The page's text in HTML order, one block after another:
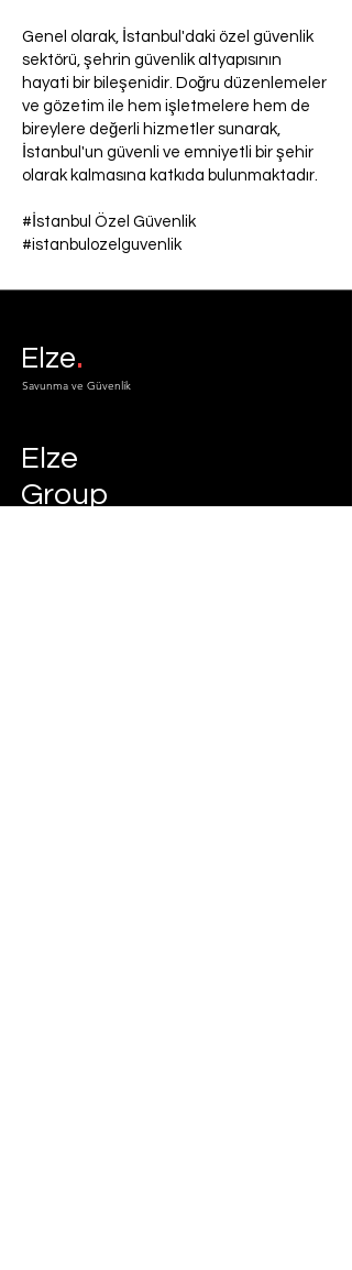
Genel olarak, İstanbul'daki özel güvenlik
sektörü, şehrin güvenlik altyapısının
hayati bir bileşenidir. Doğru düzenlemeler
ve gözetim ile hem işletmelere hem de
bireylere değerli hizmetler sunarak,
İstanbul'un güvenli ve emniyetli bir şehir
olarak kalmasına katkıda bulunmaktadır.
#İstanbul Özel Güvenlik
#istanbulozelguvenlik
Elze.
Savunma ve Güvenlik
Elze
Group